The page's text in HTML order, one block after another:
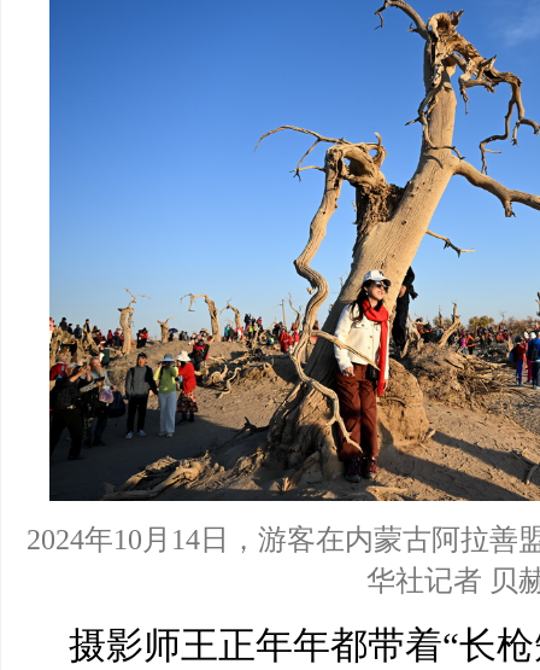
2024年10月14日，游客在内蒙古阿拉善
华社记者 贝
摄影师王正年年都带着“长